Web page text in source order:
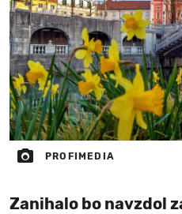
PROFIMEDIA
Zanihalo bo navzdol